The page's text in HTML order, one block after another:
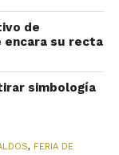
de
encara su recta
simbología
, FERIA DE